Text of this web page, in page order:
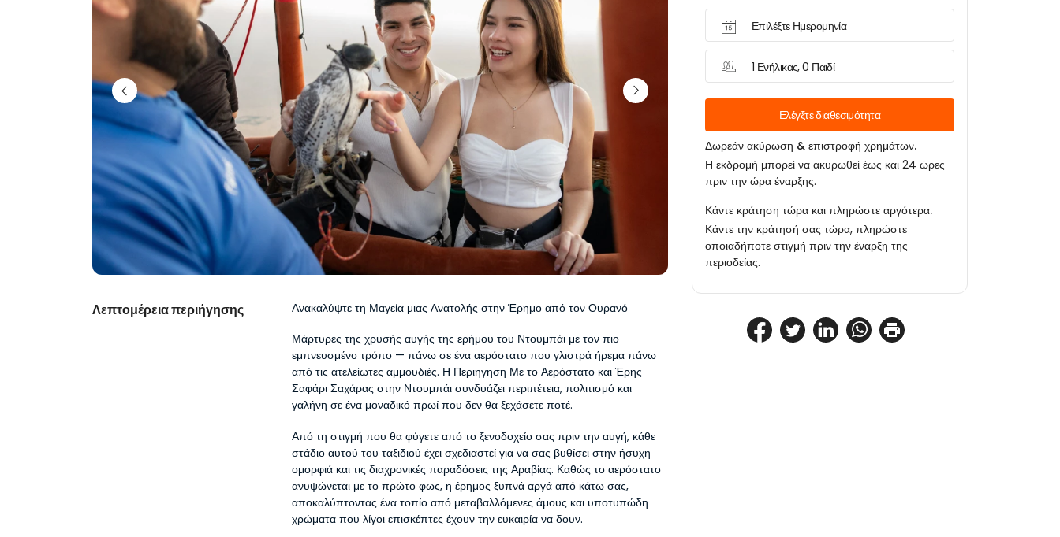
Λεπτομέρεια περιήγησης
Ανακαλύψτε τη Μαγεία μιας Ανατολής στην Έρημο από τον Ουρανό
Μάρτυρες της χρυσής αυγής της ερήμου του Ντουμπάι με τον πιο
εμπνευσμένο τρόπο — πάνω σε ένα αερόστατο που γλιστρά ήρεμα πάνω
από τις ατελείωτες αμμουδιές. Η Περιηγηση Με το Αερόστατο και Έρης
Σαφάρι Σαχάρας στην Ντουμπάι συνδυάζει περιπέτεια, πολιτισμό και
γαλήνη σε ένα μοναδικό πρωί που δεν θα ξεχάσετε ποτέ.
Από τη στιγμή που θα φύγετε από το ξενοδοχείο σας πριν την αυγή, κάθε
στάδιο αυτού του ταξιδιού έχει σχεδιαστεί για να σας βυθίσει στην ήσυχη
ομορφιά και τις διαχρονικές παραδόσεις της Αραβίας. Καθώς το αερόστατο
ανυψώνεται με το πρώτο φως, η έρημος ξυπνά αργά από κάτω σας,
αποκαλύπτοντας ένα τοπίο από μεταβαλλόμενες άμους και υποτυπώδη
χρώματα που λίγοι επισκέπτες έχουν την ευκαιρία να δουν.
Επιλέξτε Ημερομηνία
1 Ενήλικας, 0 Παιδί
Ελέγξτε διαθεσιμότητα
Δωρεάν ακύρωση & επιστροφή χρημάτων.
Η εκδρομή μπορεί να ακυρωθεί έως και 24 ώρες
πριν την ώρα έναρξης.
Κάντε κράτηση τώρα και πληρώστε αργότερα.
Κάντε την κράτησή σας τώρα, πληρώστε
οποιαδήποτε στιγμή πριν την έναρξη της
περιοδείας.